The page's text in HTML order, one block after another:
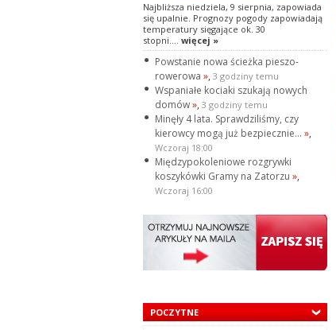
Najbliższa niedziela, 9 sierpnia, zapowiada
się upalnie. Prognozy pogody zapowiadają
temperatury sięgające ok. 30
stopni.... więcej »
Powstanie nowa ścieżka pieszo-
rowerowa », 3 godziny temu
Wspaniałe kociaki szukają nowych
domów», 3 godziny temu
Minęły 4 lata. Sprawdziliśmy, czy
kierowcy mogą już bezpiecznie... »,
Wczoraj 18:00
Międzypokoleniowe rozgrywki
koszykówki Gramy na Zatorzu »,
Wczoraj 16:00
POCZYTNE